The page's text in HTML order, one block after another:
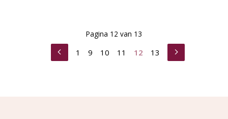
1 9 10 11 12 13
Pagina 12 van 13